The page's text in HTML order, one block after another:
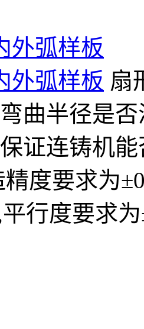
外弧样板
外弧样板 扇
曲半径是
证连铸机
度要求为
平行度要求